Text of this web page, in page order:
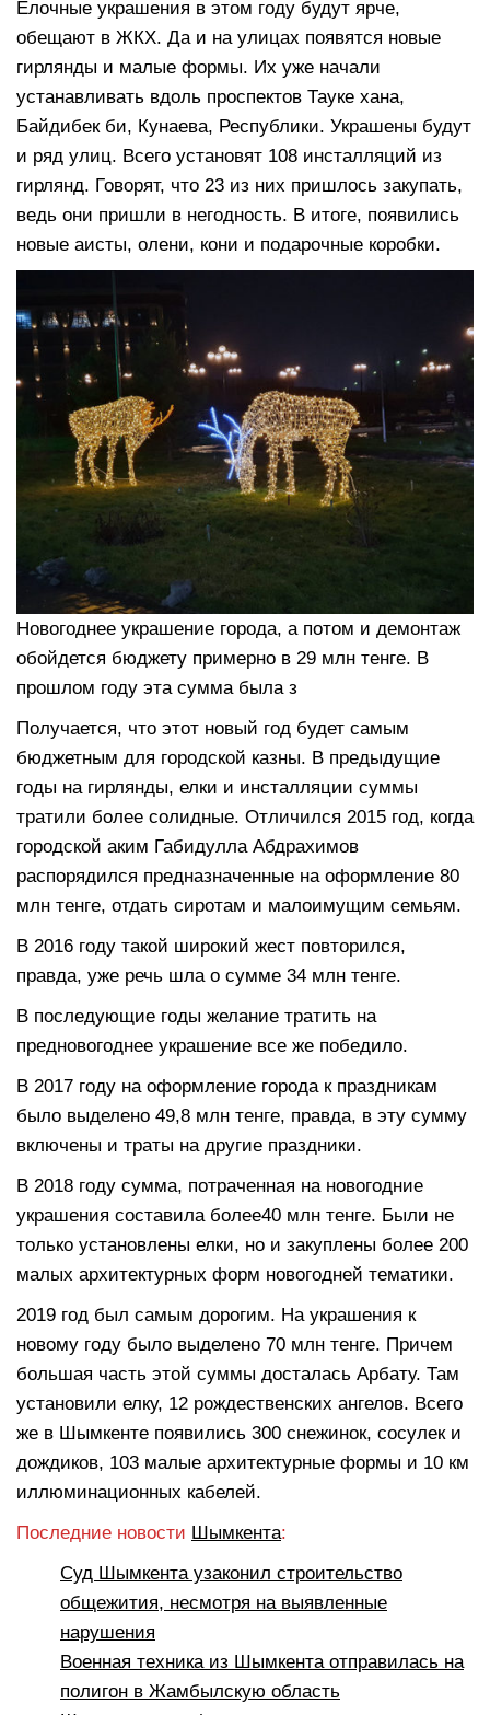
Елочные украшения в этом году будут ярче,
обещают в ЖКХ. Да и на улицах появятся новые
гирлянды и малые формы. Их уже начали
устанавливать вдоль проспектов Тауке хана,
Байдибек би, Кунаева, Республики. Украшены будут
и ряд улиц. Всего установят 108 инсталляций из
гирлянд. Говорят, что 23 из них пришлось закупать,
ведь они пришли в негодность. В итоге, появились
новые аисты, олени, кони и подарочные коробки.
Новогоднее украшение города, а потом и демонтаж
обойдется бюджету примерно в 29 млн тенге. В
прошлом году эта сумма была з
Получается, что этот новый год будет самым
бюджетным для городской казны. В предыдущие
годы на гирлянды, елки и инсталляции суммы
тратили более солидные. Отличился 2015 год, когда
городской аким Габидулла Абдрахимов
распорядился предназначенные на оформление 80
млн тенге, отдать сиротам и малоимущим семьям.
В 2016 году такой широкий жест повторился,
правда, уже речь шла о сумме 34 млн тенге.
В последующие годы желание тратить на
предновогоднее украшение все же победило.
В 2017 году на оформление города к праздникам
было выделено 49,8 млн тенге, правда, в эту сумму
включены и траты на другие праздники.
В 2018 году сумма, потраченная на новогодние
украшения составила более40 млн тенге. Были не
только установлены елки, но и закуплены более 200
малых архитектурных форм новогодней тематики.
2019 год был самым дорогим. На украшения к
новому году было выделено 70 млн тенге. Причем
большая часть этой суммы досталась Арбату. Там
установили елку, 12 рождественских ангелов. Всего
же в Шымкенте появились 300 снежинок, сосулек и
дождиков, 103 малые архитектурные формы и 10 км
иллюминационных кабелей.
Последние новости Шымкента:
Суд Шымкента узаконил строительство
общежития, несмотря на выявленные
нарушения
Военная техника из Шымкента отправилась на
полигон в Жамбылскую область